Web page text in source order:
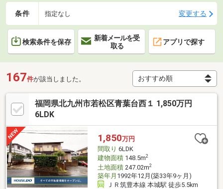
条件 指定なし 変更する
検索条件を保存
新着メールを受
取る
アプリで探す
167件が該当しました。
福岡県北九州市若松区青葉台西１ 1,850万円
6LDK
1,850万円
間取り 6LDK
建物面積148.5m2
土地面積247.02m2
築年月 1992年12月(築33年9ヶ月)
ＪＲ筑豊本線 本城駅 徒歩5.5km